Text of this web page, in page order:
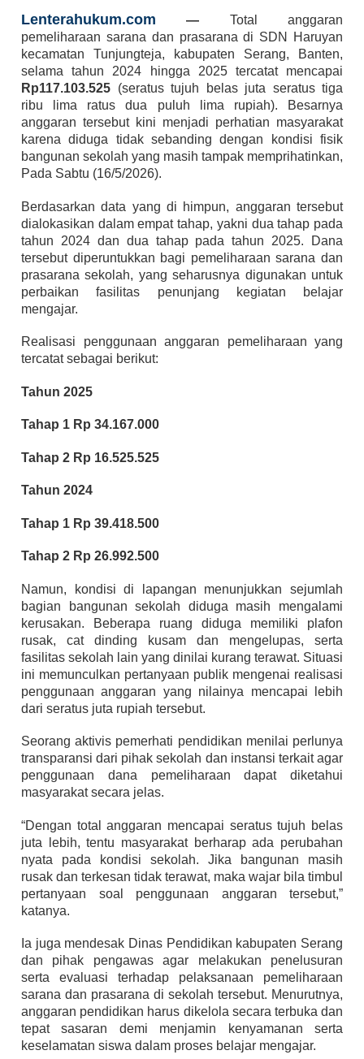
Lenterahukum.com — Total anggaran
pemeliharaan sarana dan prasarana di SDN Haruyan
kecamatan Tunjungteja, kabupaten Serang, Banten,
selama tahun 2024 hingga 2025 tercatat mencapai
Rp117.103.525 (seratus tujuh belas juta seratus tiga
ribu lima ratus dua puluh lima rupiah). Besarnya
anggaran tersebut kini menjadi perhatian masyarakat
karena diduga tidak sebanding dengan kondisi fisik
bangunan sekolah yang masih tampak memprihatinkan,
Pada Sabtu (16/5/2026).
Berdasarkan data yang di himpun, anggaran tersebut
dialokasikan dalam empat tahap, yakni dua tahap pada
tahun 2024 dan dua tahap pada tahun 2025. Dana
tersebut diperuntukkan bagi pemeliharaan sarana dan
prasarana sekolah, yang seharusnya digunakan untuk
perbaikan fasilitas penunjang kegiatan belajar
mengajar.
Realisasi penggunaan anggaran pemeliharaan yang
tercatat sebagai berikut:
Tahun 2025
Tahap 1 Rp 34.167.000
Tahap 2 Rp 16.525.525
Tahun 2024
Tahap 1 Rp 39.418.500
Tahap 2 Rp 26.992.500
Namun, kondisi di lapangan menunjukkan sejumlah
bagian bangunan sekolah diduga masih mengalami
kerusakan. Beberapa ruang diduga memiliki plafon
rusak, cat dinding kusam dan mengelupas, serta
fasilitas sekolah lain yang dinilai kurang terawat. Situasi
ini memunculkan pertanyaan publik mengenai realisasi
penggunaan anggaran yang nilainya mencapai lebih
dari seratus juta rupiah tersebut.
Seorang aktivis pemerhati pendidikan menilai perlunya
transparansi dari pihak sekolah dan instansi terkait agar
penggunaan dana pemeliharaan dapat diketahui
masyarakat secara jelas.
“Dengan total anggaran mencapai seratus tujuh belas
juta lebih, tentu masyarakat berharap ada perubahan
nyata pada kondisi sekolah. Jika bangunan masih
rusak dan terkesan tidak terawat, maka wajar bila timbul
pertanyaan soal penggunaan anggaran tersebut,”
katanya.
Ia juga mendesak Dinas Pendidikan kabupaten Serang
dan pihak pengawas agar melakukan penelusuran
serta evaluasi terhadap pelaksanaan pemeliharaan
sarana dan prasarana di sekolah tersebut. Menurutnya,
anggaran pendidikan harus dikelola secara terbuka dan
tepat sasaran demi menjamin kenyamanan serta
keselamatan siswa dalam proses belajar mengajar.